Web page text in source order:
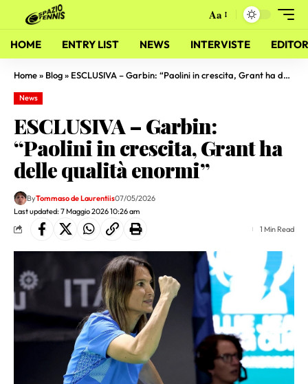
Aa
HOME ENTRY LIST NEWS INTERVISTE
Home» Blog» ESCLUSIVA – Garbin: “Paolini in crescita, Grant ha delle qualità enormi”
News
ESCLUSIVA – Garbin:
“Paolini in crescita, Grant ha
delle qualità enormi”
Last updated: 7 Maggio 2026 10:26 am
ByTommaso de Laurentiis07/05/2026
1 Min Read